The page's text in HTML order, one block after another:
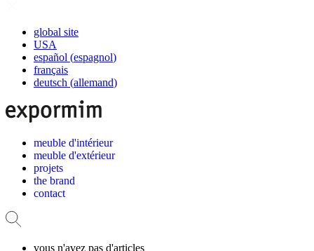
global site
USA
español (espagnol)
français
deutsch (allemand)
meuble d'intérieur
meuble d'extérieur
projets
the brand
contact
vous n'avez pas d'articles